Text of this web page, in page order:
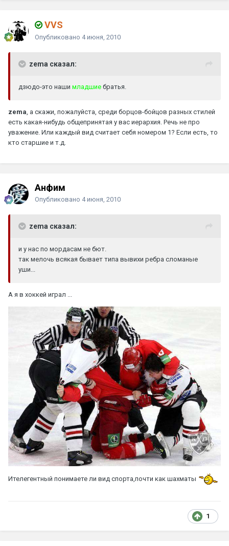
VVS
Опубликовано 4 июня, 2010
zema сказал:
дзюдо-это наши младшие братья.
zema, а скажи, пожалуйста, среди борцов-бойцов разных стилей
есть какая-нибудь общепринятая у вас иерархия. Речь не про
уважение. Или каждый вид считает себя номером 1? Если есть, то
кто старшие и т.д.
Анфим
Опубликовано 4 июня, 2010
zema сказал:
и у нас по мордасам не бют.
так мелочь всякая бывает типа вывихи ребра сломаные
уши...
А я в хоккей играл ...
Ителегентный понимаете ли вид спорта,почти как шахматы
1